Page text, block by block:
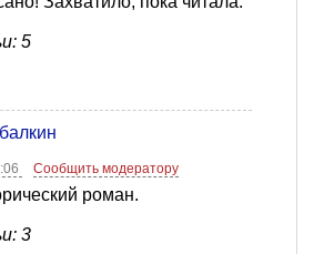
5
Сообщить модератору
роман.
3